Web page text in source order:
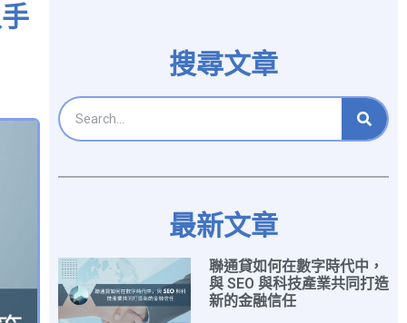
搜尋文章
最新文章
聯通貸如何在數字時代中，
與 SEO 與科技產業共同打造
新的金融信任